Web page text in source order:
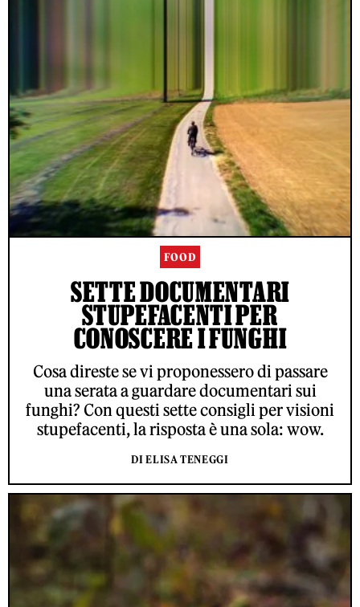
FOOD
SETTE DOCUMENTARI
STUPEFACENTI PER
CONOSCERE I FUNGHI
Cosa direste se vi proponessero di passare
una serata a guardare documentari sui
funghi? Con questi sette consigli per visioni
stupefacenti, la risposta è una sola: wow.
DI ELISA TENEGGI